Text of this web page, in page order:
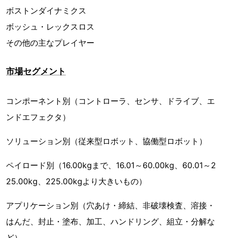
ボストンダイナミクス
ボッシュ・レックスロス
その他の主なプレイヤー
市場セグメント
コンポーネント別（コントローラ、センサ、ドライブ、エ
ンドエフェクタ）
ソリューション別（従来型ロボット、協働型ロボット）
ペイロード別（16.00kgまで、16.01～60.00kg、60.01～2
25.00kg、225.00kgより大きいもの）
アプリケーション別（穴あけ・締結、非破壊検査、溶接・
はんだ、封止・塗布、加工、ハンドリング、組立・分解な